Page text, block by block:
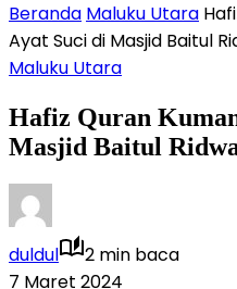
Beranda Maluku Utara
Ayat Suci di Masjid Baitul
Maluku Utara
Hafiz Quran
Masjid Baitul
duldul
2 min baca
7 Maret 2024